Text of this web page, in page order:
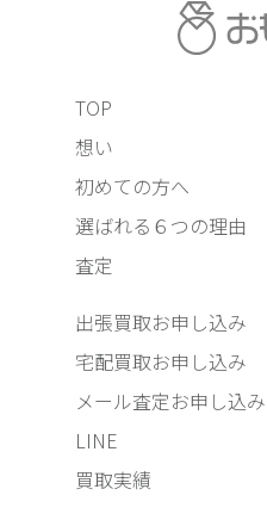
TOP
想い
初めての方へ
選ばれる６つの理由
査定
出張買取お申し込み
宅配買取お申し込み
メール査定お申し込み
LINE
買取実績